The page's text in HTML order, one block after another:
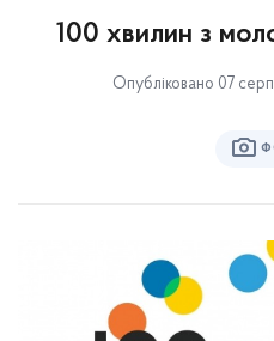
100 хвилин з
Опубліковано 07